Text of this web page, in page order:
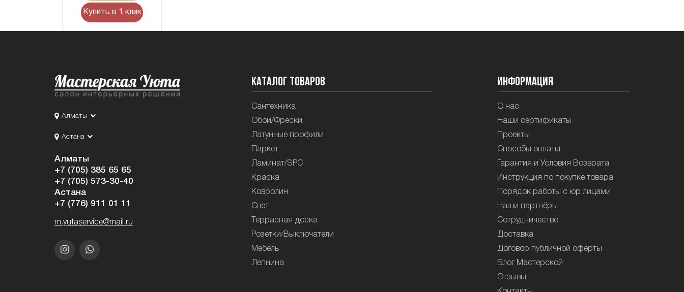
Купить в 1 клик
Алматы
Астана
Алматы
+7 (705) 385 65 65
+7 (705) 573-30-40
Астана
+7 (776) 911 01 11
m.yutaservice@mail.ru
Каталог товаров
Сантехника
Обои/Фрески
Латунные профили
Паркет
Ламинат/SPC
Краска
Ковролин
Свет
Террасная доска
Розетки/Выключатели
Мебель
Лепнина
Информация
О нас
Наши сертификаты
Проекты
Способы оплаты
Гарантия и Условия Возврата
Инструкция по покупке товара
Порядок работы с юр.лицами
Наши партнёры
Сотрудничество
Доставка
Договор публичной оферты
Блог Мастерской
Отзывы